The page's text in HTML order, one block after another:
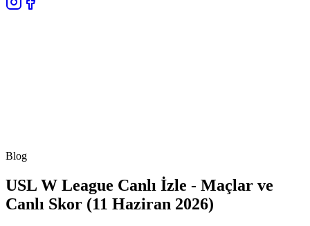
Blog
USL W League Canlı İzle - Maçlar ve
Canlı Skor (11 Haziran 2026)